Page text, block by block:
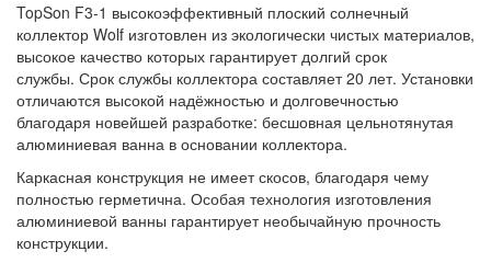
TopSon F3-1 высокоэффективный плоский солнечный
коллектор Wolf изготовлен из экологически чистых материалов,
высокое качество которых гарантирует долгий срок
службы. Срок службы коллектора составляет 20 лет. Установки
отличаются высокой надёжностью и долговечностью
благодаря новейшей разработке: бесшовная цельнотянутая
алюминиевая ванна в основании коллектора.
Каркасная конструкция не имеет скосов, благодаря чему
полностью герметична. Особая технология изготовления
алюминиевой ванны гарантирует необычайную прочность
конструкции.